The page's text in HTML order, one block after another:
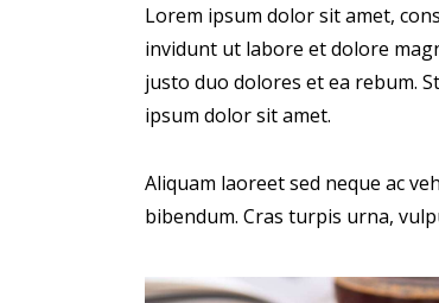
Lorem ipsum dolor sit amet,
invidunt ut labore et dolore
justo duo dolores et ea rebum.
ipsum dolor sit amet.
Aliquam laoreet sed neque ac
bibendum. Cras turpis urna,